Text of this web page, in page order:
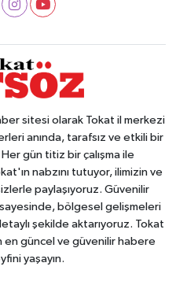
sitesi olarak Tokat il merkezi
anında, tarafsız ve etkili bir
gün titiz bir çalışma ile
nabzını tutuyor, ilimizin ve
paylaşıyoruz. Güvenilir
bölgesel gelişmeleri
şekilde aktarıyoruz. Tokat
güncel ve güvenilir habere
yaşayın.